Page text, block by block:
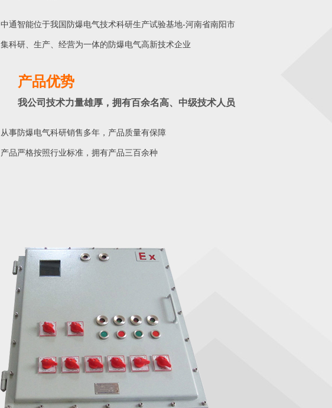
中通智能位于我国防爆电气技术科研生产试验基地-河南省南阳市
集科研、生产、经营为一体的防爆电气高新技术企业
产品优势
我公司技术力量雄厚，拥有百余名高、中级技术人员
从事防爆电气科研销售多年，产品质量有保障
产品严格按照行业标准，拥有产品三百余种